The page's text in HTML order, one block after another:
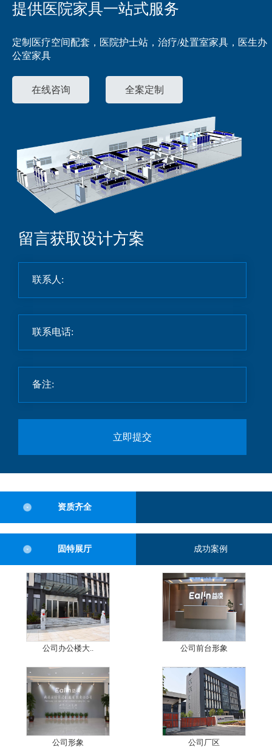
提供医院家具一站式服务
定制医疗空间配套，医院护士站，治疗/处置室家具，医生办
公室家具
在线咨询 全案定制
留言获取设计方案
立即提交
资质齐全
固特展厅 成功案例
公司办公楼大.. 公司前台形象
公司形象 公司厂区